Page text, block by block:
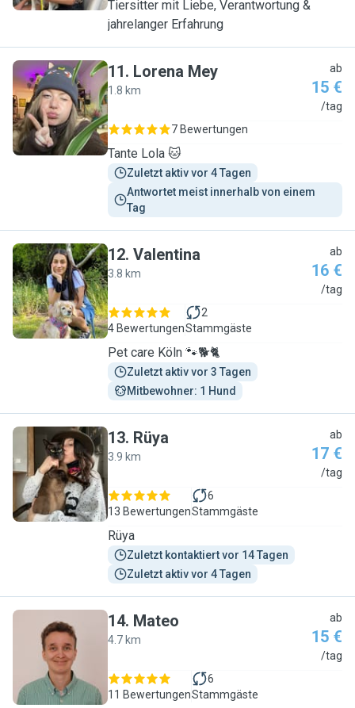
Tiersitter mit Liebe, Verantwortung &
jahrelanger Erfahrung
L
11. Lorena Mey
1.8 km
ab
15 €
/tag
7 Bewertungen
Tante Lola 🐱
Zuletzt aktiv vor 4 Tagen
Antwortet meist innerhalb von einem
Tag
V
12. Valentina
3.8 km
ab
16 €
/tag
4 Bewertungen
2
Stammgäste
Pet care Köln 🐾🐕🐈
Zuletzt aktiv vor 3 Tagen
Mitbewohner: 1 Hund
R
13. Rüya
3.9 km
ab
17 €
/tag
13 Bewertungen
6
Stammgäste
Rüya
Zuletzt kontaktiert vor 14 Tagen
Zuletzt aktiv vor 4 Tagen
M
14. Mateo
4.7 km
ab
15 €
/tag
11 Bewertungen
6
Stammgäste